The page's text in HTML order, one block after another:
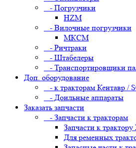
- Погрузчики
HZM
- Вилочные погрузчики
МКСМ
- Ричтраки
- Штабелеры
- Транспортировщики
Доп. оборудование
- к тракторам Кентавр /
- Доильные аппараты
Заказать запчасти
- Запчасти к тракторам
Запчасти к
Для ременных